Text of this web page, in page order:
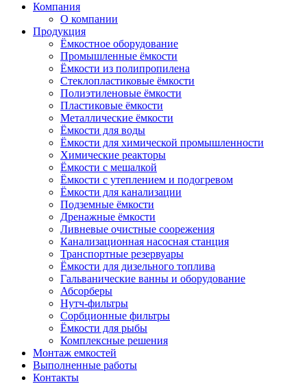
Компания
О компании
Продукция
Ёмкостное оборудование
Промышленные ёмкости
Ёмкости из полипропилена
Стеклопластиковые ёмкости
Полиэтиленовые ёмкости
Пластиковые ёмкости
Металлические ёмкости
Ёмкости для воды
Ёмкости для химической промышленности
Химические реакторы
Ёмкости с мешалкой
Ёмкости с утеплением и подогревом
Ёмкости для канализации
Подземные ёмкости
Дренажные ёмкости
Ливневые очистные соорежения
Канализационная насосная станция
Транспортные резервуары
Ёмкости для дизельного топлива
Гальванические ванны и оборудование
Абсорберы
Нутч-фильтры
Сорбционные фильтры
Ёмкости для рыбы
Комплексные решения
Монтаж емкостей
Выполненные работы
Контакты